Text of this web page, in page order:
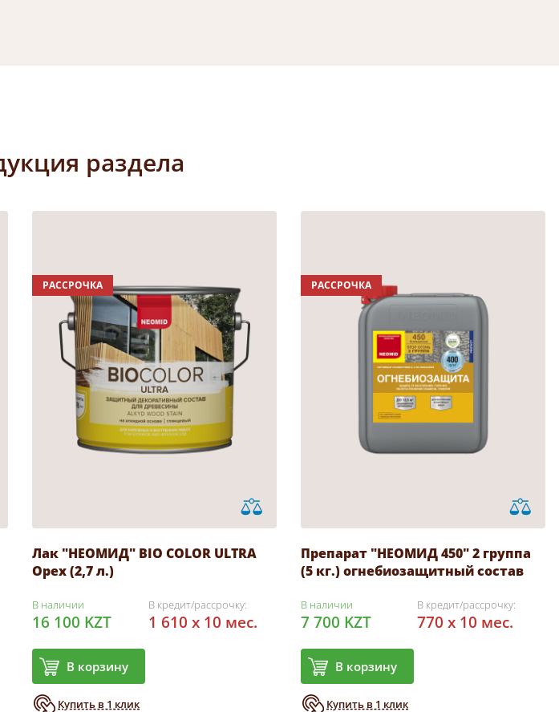
раздела
РАССРОЧКА
Лак "НЕОМИД" BIO COLOR ULTRA
Орех (2,7 л.)
В наличии
16 100 KZT
В корзину
Купить в 1 клик
В кредит/рассрочку:
1 610 x 10 мес.
РАССРОЧКА
Препарат "НЕОМИД 450" 2 группа
(5 кг.) огнебиозащитный состав
В наличии
7 700 KZT
В корзину
Купить в 1 клик
В кредит/рассрочку:
770 x 10 мес.